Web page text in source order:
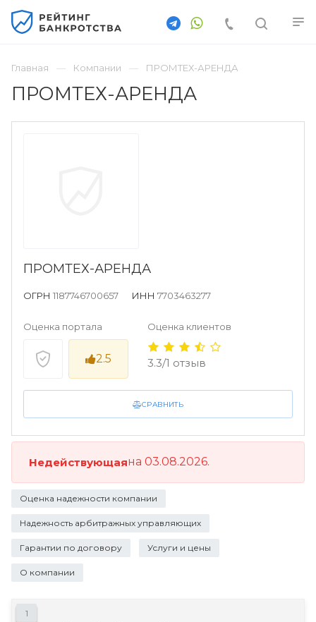
Главная Компании ПРОМТЕХ-АРЕНДА
ПРОМТЕХ-АРЕНДА
СРАВНИТЬ
ПРОМТЕХ-АРЕНДА
ОГРН 1187746700657 ИНН 7703463277
Оценка портала
2.5
Оценка клиентов
3.3/1 отзыв
Недействующаяна 03.08.2026.
Оценка надежности компании
Надежность арбитражных управляющих
Гарантии по договору Услуги и цены
О компании
1